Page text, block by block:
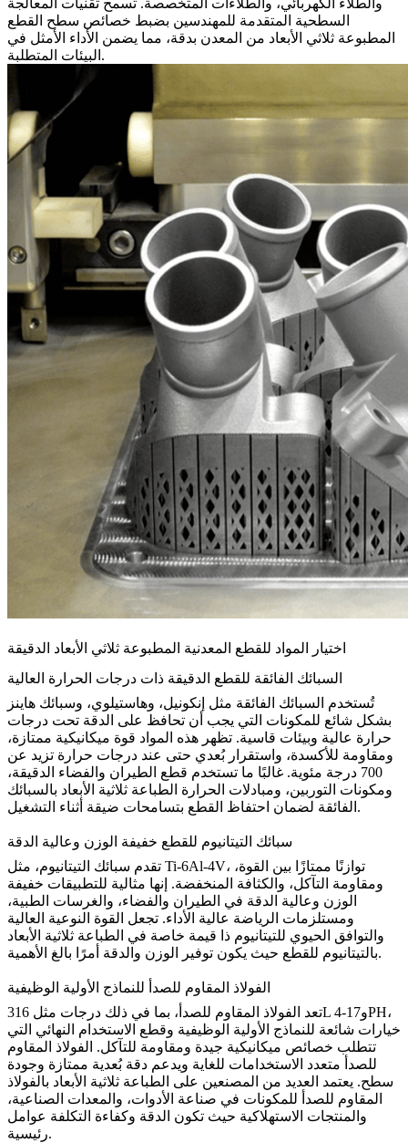
السطحية المتقدمة للمهندسين بضبط خصائص سطح القطع
المطبوعة ثلاثي الأبعاد من المعدن بدقة، مما يضمن الأداء الأمثل في
البيئات المتطلبة.
اختيار المواد للقطع المعدنية المطبوعة ثلاثي الأبعاد الدقيقة
السبائك الفائقة للقطع الدقيقة ذات درجات الحرارة العالية
تُستخدم السبائك الفائقة مثل إنكونيل، وهاستيلوي، وسبائك هاينز
بشكل شائع للمكونات التي يجب أن تحافظ على الدقة تحت درجات
حرارة عالية وبيئات قاسية. تظهر هذه المواد قوة ميكانيكية ممتازة،
ومقاومة للأكسدة، واستقرار بُعدي حتى عند درجات حرارة تزيد عن
700 درجة مئوية. غالبًا ما تستخدم قطع الطيران والفضاء الدقيقة،
ومكونات التوربين، ومبادلات الحرارة الطباعة ثلاثية الأبعاد بالسبائك
الفائقة لضمان احتفاظ القطع بتسامحات ضيقة أثناء التشغيل.
سبائك التيتانيوم للقطع خفيفة الوزن وعالية الدقة
تقدم سبائك التيتانيوم، مثل Ti-6Al-4V، توازنًا ممتازًا بين القوة،
ومقاومة التآكل، والكثافة المنخفضة. إنها مثالية للتطبيقات خفيفة
الوزن وعالية الدقة في الطيران والفضاء، والغرسات الطبية،
ومستلزمات الرياضة عالية الأداء. تجعل القوة النوعية العالية
والتوافق الحيوي للتيتانيوم ذا قيمة خاصة في الطباعة ثلاثية الأبعاد
بالتيتانيومللقطع حيث يكون توفير الوزن والدقة أمرًا بالغ الأهمية.
الفولاذ المقاوم للصدأ للنماذج الأولية الوظيفية
تعد الفولاذ المقاوم للصدأ، بما في ذلك درجات مثل 316L و17-4PH،
خيارات شائعة للنماذج الأولية الوظيفية وقطع الاستخدام النهائي التي
تتطلب خصائص ميكانيكية جيدة ومقاومة للتآكل. الفولاذ المقاوم
للصدأ متعدد الاستخدامات للغاية ويدعم دقة بُعدية ممتازة وجودة
سطح. يعتمد العديد من المصنعين على الطباعة ثلاثية الأبعاد بالفولاذ
المقاوم للصدأ للمكونات في صناعة الأدوات، والمعدات الصناعية،
والمنتجات الاستهلاكية حيث تكون الدقة وكفاءة التكلفة عوامل
رئيسية.